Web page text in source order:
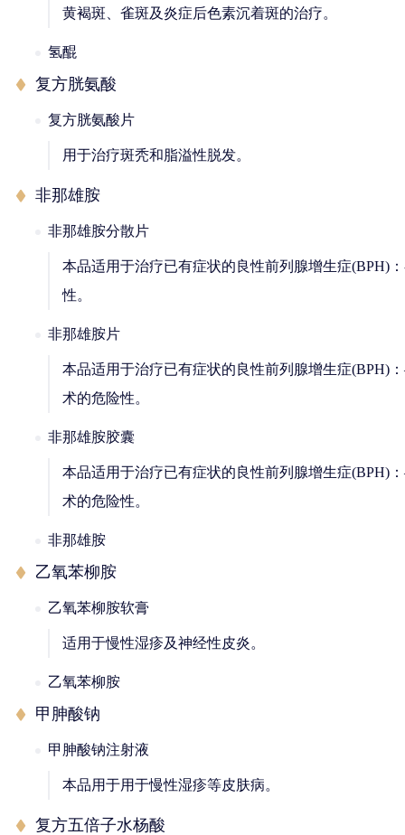
黄褐斑、雀斑及炎症后色素沉着斑的治疗。
氢醌
复方胱氨酸
复方胱氨酸片
用于治疗斑秃和脂溢性脱发。
非那雄胺
非那雄胺分散片
本品适用于治疗已有症状的良性前列腺增生症(BPH)
性。
非那雄胺片
本品适用于治疗已有症状的良性前列腺增生症
术的危险性。
非那雄胺胶囊
本品适用于治疗已有症状的良性前列腺增生症
术的危险性。
非那雄胺
乙氧苯柳胺
乙氧苯柳胺软膏
适用于慢性湿疹及神经性皮炎。
乙氧苯柳胺
甲胂酸钠
甲胂酸钠注射液
本品用于用于慢性湿疹等皮肤病。
复方五倍子水杨酸